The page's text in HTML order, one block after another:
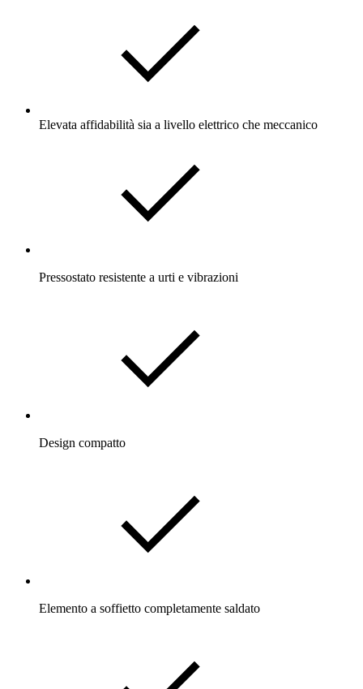
Elevata affidabilità sia a livello elettrico che meccanico
Pressostato resistente a urti e vibrazioni
Design compatto
Elemento a soffietto completamente saldato